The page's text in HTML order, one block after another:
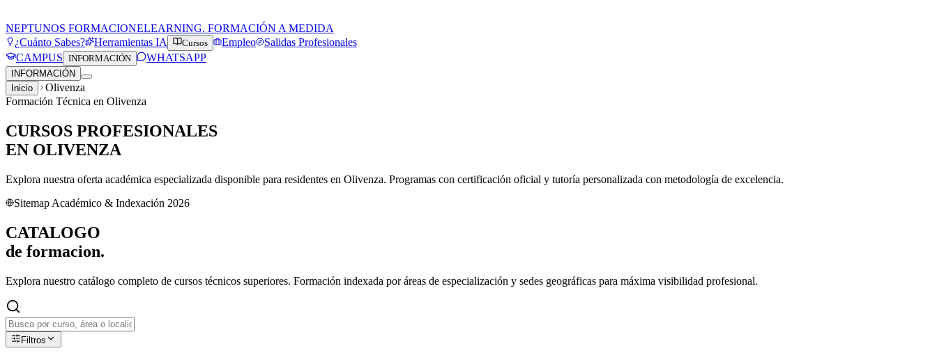
NEPTUNOS FORMACIONELEARNING. FORMACIÓN A MEDIDA
¿Cuánto Sabes?
Herramientas IA Cursos Empleo
Salidas Profesionales
CAMPUS INFORMACIÓN WHATSAPP
INFORMACIÓN
Inicio
Olivenza
Formación Técnica en Olivenza
CURSOS PROFESIONALES
EN OLIVENZA
Explora nuestra oferta académica especializada disponible para residentes en Olivenza. Programas con certificación oficial y tutoría personalizada con metodología de excelencia.
Sitemap Académico & Indexación 2026
CATALOGO
de formacion.
Explora nuestro catálogo completo de cursos técnicos superiores. Formación indexada por áreas de especialización y sedes geográficas para máxima visibilidad profesional.
Filtros